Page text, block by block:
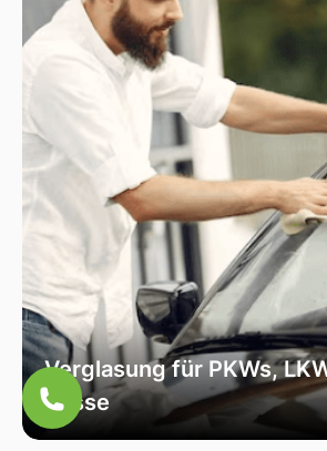
Verglasung für PKWs,
Busse
Unsere Verglasungsdienste